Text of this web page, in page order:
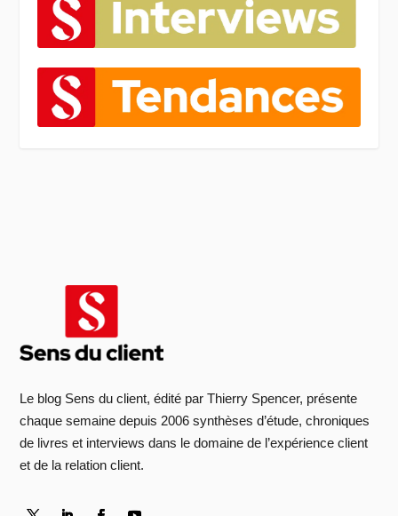
Le blog Sens du client, édité par Thierry Spencer, présente
chaque semaine depuis 2006 synthèses d’étude, chroniques
de livres et interviews dans le domaine de l’expérience client
et de la relation client.